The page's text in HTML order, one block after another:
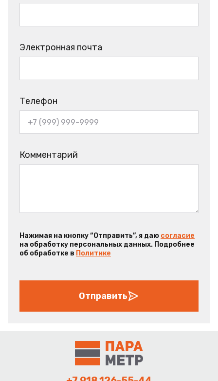
Электронная почта
Телефон
Комментарий
Нажимая на кнопку “Отправить”, я даю согласие
на обработку персональных данных. Подробнее
об обработке в Политике
Отправить